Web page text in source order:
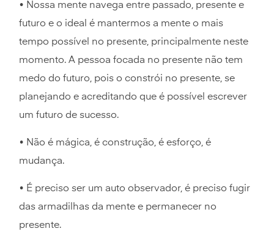
• Nossa mente navega entre passado, presente e
futuro e o ideal é mantermos a mente o mais
tempo possível no presente, principalmente neste
momento. A pessoa focada no presente não tem
medo do futuro, pois o constrói no presente, se
planejando e acreditando que é possível escrever
um futuro de sucesso.
• Não é mágica, é construção, é esforço, é
mudança.
• É preciso ser um auto observador, é preciso fugir
das armadilhas da mente e permanecer no
presente.